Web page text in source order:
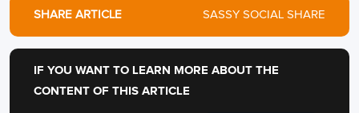
SHARE ARTICLE SASSY SOCIAL SHARE
IF YOU WANT TO LEARN MORE ABOUT THE
CONTENT OF THIS ARTICLE